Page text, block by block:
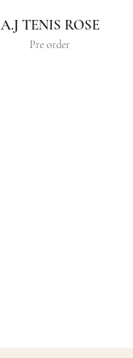
A.J TENIS ROSE
Pre order